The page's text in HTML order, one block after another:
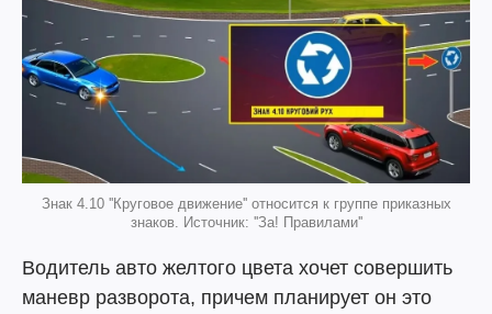
Знак 4.10 ''Круговое движение'' относится к группе приказных
знаков. Источник: ''За! Правилами''
Водитель авто желтого цвета хочет совершить
маневр разворота, причем планирует он это